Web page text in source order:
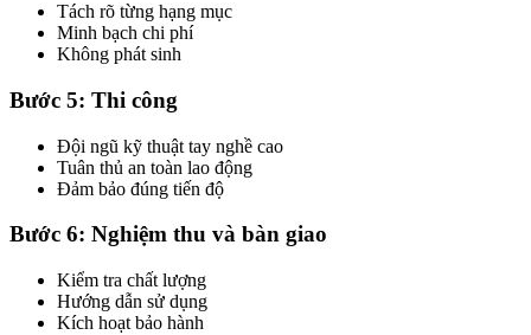
Tách rõ từng hạng mục
Minh bạch chi phí
Không phát sinh
Bước 5: Thi công
Đội ngũ kỹ thuật tay nghề cao
Tuân thủ an toàn lao động
Đảm bảo đúng tiến độ
Bước 6: Nghiệm thu và bàn giao
Kiểm tra chất lượng
Hướng dẫn sử dụng
Kích hoạt bảo hành